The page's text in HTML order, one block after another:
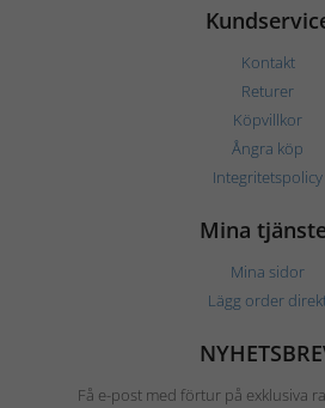
Kontakt
Returer
Köpvillkor
Ångra köp
Integritetspolicy
Mina
Mina sidor
Lägg order
Få e-post med förtur på exklusiva